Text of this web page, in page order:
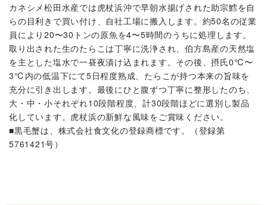
カネシメ松田水産では虎杖浜沖で早朝水揚げされた助宗鱈を自
らの目利きで買い付け、自社工場に搬入します。約50名の従業
員により20〜30トンの原魚を4〜5時間のうちに処理します。
取り出された生のたらこは丁寧に洗浄され、伯方島産の天然塩
を主とした塩水で一昼夜漬け込まれます。その後、摂氏0℃〜
3℃内の低温下にて5日程度熟成、たらこが持つ本来の旨味を
充分に引き出します。最後にひと腹ずつ丁寧に整形したのち、
大・中・小それぞれ10段階程度、計30段階ほどに選別し製品
化しています。虎杖浜の新鮮な風味をご賞味ください。
■黒毛蟹は、株式会社食文化の登録商標です。（登録第
5761421号）